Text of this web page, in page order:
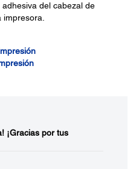
del cabezal de
¡Gracias por tus